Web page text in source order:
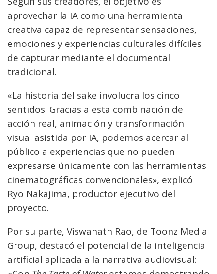
aprovechar la IA como una herramienta
creativa capaz de representar sensaciones,
emociones y experiencias culturales difíciles
de capturar mediante el documental
tradicional.
«La historia del sake involucra los cinco
sentidos. Gracias a esta combinación de
acción real, animación y transformación
visual asistida por IA, podemos acercar al
público a experiencias que no pueden
expresarse únicamente con las herramientas
cinematográficas convencionales», explicó
Ryo Nakajima, productor ejecutivo del
proyecto.
Por su parte, Viswanath Rao, de Toonz Media
Group, destacó el potencial de la inteligencia
artificial aplicada a la narrativa audiovisual: